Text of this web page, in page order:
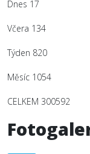
Dnes 17
Včera 134
Týden 820
Měsíc 1054
CELKEM 300592